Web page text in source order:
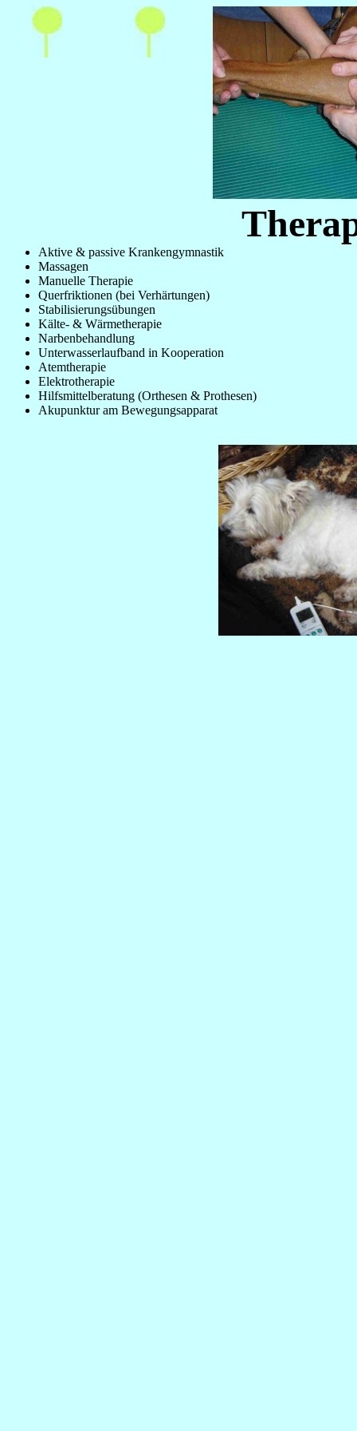
Aktive & passive Krankengymnastik
Massagen
Manuelle Therapie
Querfriktionen (bei Verhärtungen)
Stabilisierungsübungen
Kälte- & Wärmetherapie
Narbenbehandlung
Unterwasserlaufband in Kooperation
Atemtherapie
Elektrotherapie
Hilfsmittelberatung (Orthesen & Prothesen)
Akupunktur am Bewegungsapparat